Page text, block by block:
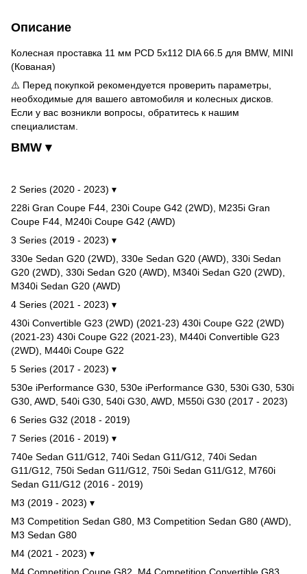
Описание
Колесная проставка 11 мм PCD 5x112 DIA 66.5 для BMW, MINI
(Кованая)
⚠️ Перед покупкой рекомендуется проверить параметры,
необходимые для вашего автомобиля и колесных дисков.
Если у вас возникли вопросы, обратитесь к нашим
специалистам.
BMW ▾
2 Series (2020 - 2023) ▾
228i Gran Coupe F44, 230i Coupe G42 (2WD), M235i Gran
Coupe F44, M240i Coupe G42 (AWD)
3 Series (2019 - 2023) ▾
330e Sedan G20 (2WD), 330e Sedan G20 (AWD), 330i Sedan
G20 (2WD), 330i Sedan G20 (AWD), M340i Sedan G20 (2WD),
M340i Sedan G20 (AWD)
4 Series (2021 - 2023) ▾
430i Convertible G23 (2WD) (2021-23) 430i Coupe G22 (2WD)
(2021-23) 430i Coupe G22 (2021-23), M440i Convertible G23
(2WD), M440i Coupe G22
5 Series (2017 - 2023) ▾
530e iPerformance G30, 530e iPerformance G30, 530i G30, 530i
G30, AWD, 540i G30, 540i G30, AWD, M550i G30 (2017 - 2023)
6 Series G32 (2018 - 2019)
7 Series (2016 - 2019) ▾
740e Sedan G11/G12, 740i Sedan G11/G12, 740i Sedan
G11/G12, 750i Sedan G11/G12, 750i Sedan G11/G12, M760i
Sedan G11/G12 (2016 - 2019)
M3 (2019 - 2023) ▾
M3 Competition Sedan G80, M3 Competition Sedan G80 (AWD),
M3 Sedan G80
M4 (2021 - 2023) ▾